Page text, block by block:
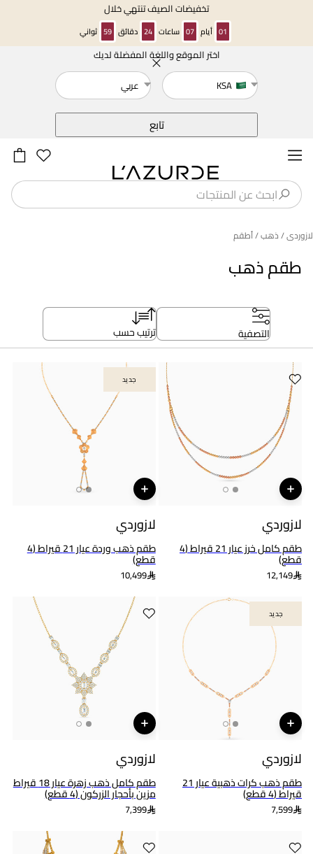
تخفيضات الصيف تنتهي خلال
01 أيام 07 ساعات 24 دقائق 58 ثواني
اختر الموقع واللغة المفضلة لديك
KSA
عربي
تابع
طقم ذهب
لازوردى/ ذهب/ أطقم
التصفية ترتيب حسب
لازوردي
طقم كامل خرز عيار 21 قيراط (4
قطع)
12,149
جديد
جديد
لازوردي
طقم ذهب وردة عيار 21 قيراط (4
قطع)
10,499
جديد
جديد
لازوردي
طقم ذهب كرات ذهبية عيار 21
قيراط (4 قطع)
7,599
لازوردي
طقم كامل ذهب زهرة عيار 18 قيراط
مزين بأحجار الزركون (4 قطع)
7,399